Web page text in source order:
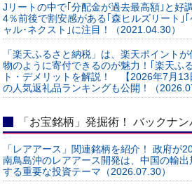
Jリートの中で｢分配金が過去最高額｣と好
4％前後で割安感がある｢森ヒルズリート｣
ャル･ネクスト｣に注目！（2021.04.30）
「楽天ふるさと納税」は、楽天ポイント
物のように寄付できるのが魅力！｢楽天ふ
ト・デメリットを解説！ 【2026年7月13
の人気返礼品ランキングも公開！（
「お宝銘柄」発掘術！ バックナン
「レアアース」関連銘柄を紹介！ 政府が
南鳥島沖のレアアース開発は、中国の輸
する重要な投資テーマ（2026.07.30）